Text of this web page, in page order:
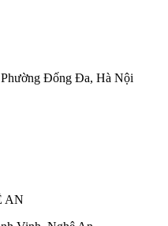
Đống Đa, Hà Nội
AN